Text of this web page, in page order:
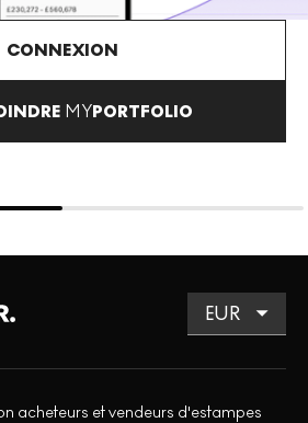
CONNEXION
MYPORTFOLIO
acheteurs et vendeurs d'estampes